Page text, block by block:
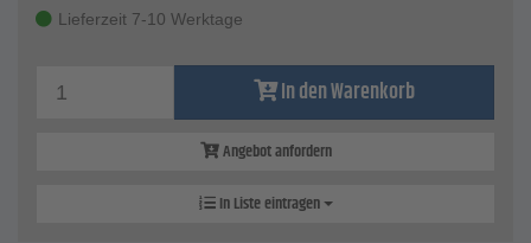
Lieferzeit 7-10 Werktage
In den Warenkorb
Angebot anfordern
In Liste eintragen